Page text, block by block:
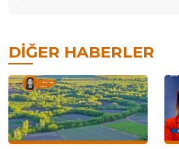
DIĞER HABERLER